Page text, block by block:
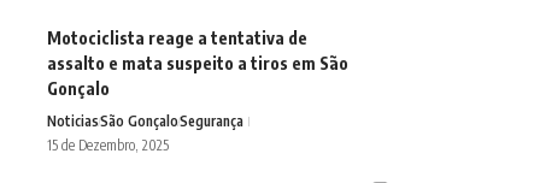
Motociclista reage a tentativa de
assalto e mata suspeito a tiros em São
Gonçalo
NoticiasSão GonçaloSegurança
15 de Dezembro, 2025